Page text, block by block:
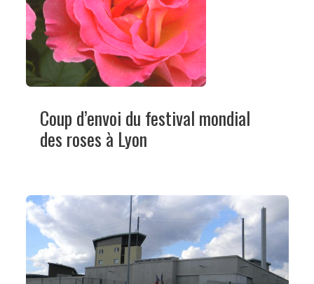
Coup d’envoi du festival mondial
des roses à Lyon